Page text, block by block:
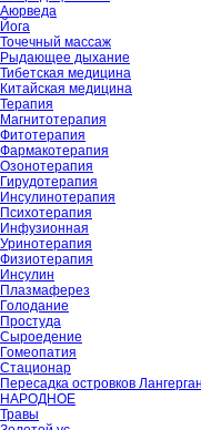
Аюрведа
Йога
Точечный массаж
Рыдающее дыхание
Тибетская медицина
Китайская медицина
Терапия
Магнитотерапия
Фитотерапия
Фармакотерапия
Озонотерапия
Гирудотерапия
Инсулинотерапия
Психотерапия
Инфузионная
Уринотерапия
Физиотерапия
Инсулин
Плазмаферез
Голодание
Простуда
Сыроедение
Гомеопатия
Стационар
Пересадка островков
НАРОДНОЕ
Травы